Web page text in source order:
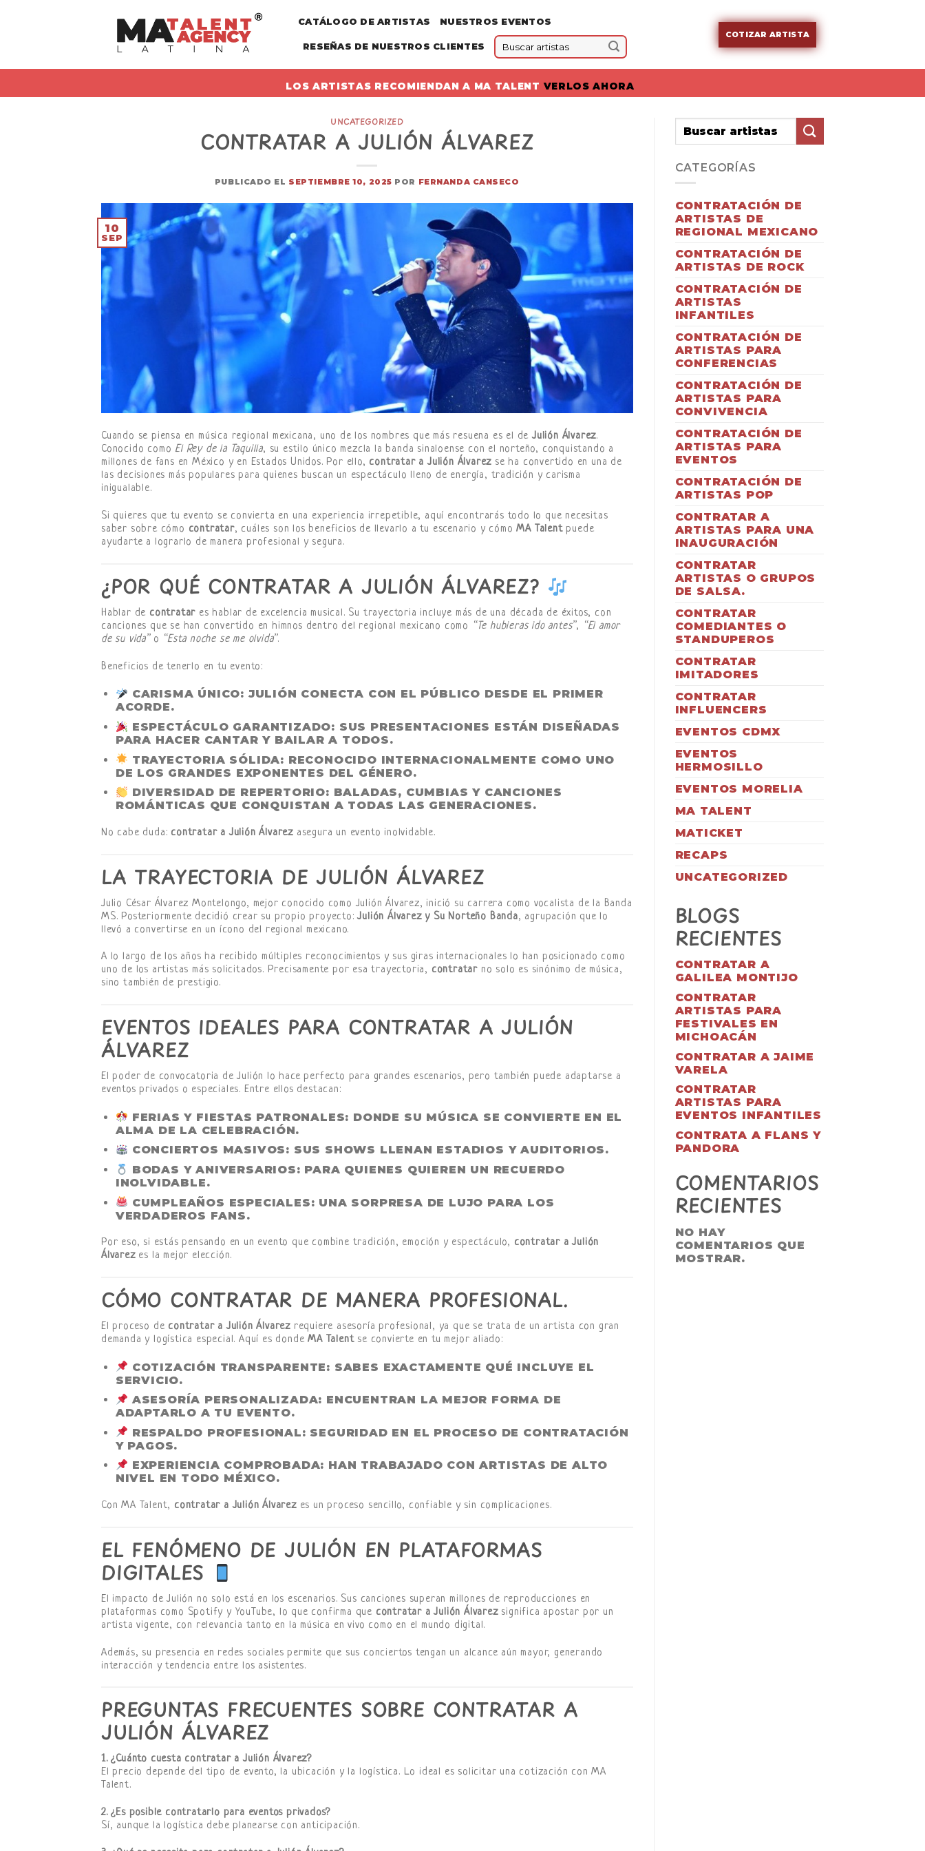
CATÁLOGO DE ARTISTAS NUESTROS EVENTOS
RESEÑAS DE NUESTROS CLIENTES
COTIZAR ARTISTA
LOS ARTISTAS RECOMIENDAN A MA TALENT VERLOS AHORA
UNCATEGORIZED
CONTRATAR A JULIÓN ÁLVAREZ
PUBLICADO EL SEPTIEMBRE 10, 2025 POR FERNANDA CANSECO
10
SEP
Cuando se piensa en música regional mexicana, uno de los nombres que más resuena es el deJulión Álvarez.
Conocido comoEl Rey de la Taquilla, su estilo único mezcla la banda sinaloense con el norteño, conquistando a
millones de fans en México y en Estados Unidos. Por ello, contratar a Julión Álvarez se ha convertido en una de
las decisiones más populares para quienes buscan un espectáculo lleno de energía, tradición y carisma
inigualable.
Si quieres que tu evento se convierta en una experiencia irrepetible, aquí encontrarás todo lo que necesitas
saber sobre cómo contratar, cuáles son los beneficios de llevarlo a tu escenario y cómoMA Talentpuede
ayudarte a lograrlo de manera profesional y segura.
¿POR QUÉ CONTRATAR A JULIÓN ÁLVAREZ?
Hablar de contratar es hablar de excelencia musical. Su trayectoria incluye más de una década de éxitos, con
canciones que se han convertido en himnos dentro del regional mexicano como “Te hubieras ido antes”, “El amor
de su vida”o “Esta noche se me olvida”.
Beneficios de tenerlo en tu evento:
CARISMA ÚNICO: JULIÓN CONECTA CON EL PÚBLICO DESDE EL PRIMER
ACORDE.
ESPECTÁCULO GARANTIZADO: SUS PRESENTACIONES ESTÁN DISEÑADAS
PARA HACER CANTAR Y BAILAR A TODOS.
TRAYECTORIA SÓLIDA: RECONOCIDO INTERNACIONALMENTE COMO UNO
DE LOS GRANDES EXPONENTES DEL GÉNERO.
DIVERSIDAD DE REPERTORIO: BALADAS, CUMBIAS Y CANCIONES
ROMÁNTICAS QUE CONQUISTAN A TODAS LAS GENERACIONES.
No cabe duda: contratar a Julión Álvarez asegura un evento inolvidable.
LA TRAYECTORIA DE JULIÓN ÁLVAREZ
Julio César Álvarez Montelongo, mejor conocido como Julión Álvarez, inició su carrera como vocalista de la Banda
MS. Posteriormente decidió crear su propio proyecto:Julión Álvarez y Su Norteño Banda, agrupación que lo
llevó a convertirse en un ícono del regional mexicano.
A lo largo de los años ha recibido múltiples reconocimientos y sus giras internacionales lo han posicionado como
uno de los artistas más solicitados. Precisamente por esa trayectoria, contratar no solo es sinónimo de música,
sino también de prestigio.
EVENTOS IDEALES PARA CONTRATAR A JULIÓN
ÁLVAREZ
El poder de convocatoria de Julión lo hace perfecto para grandes escenarios, pero también puede adaptarse a
eventos privados o especiales. Entre ellos destacan:
FERIAS Y FIESTAS PATRONALES: DONDE SU MÚSICA SE CONVIERTE EN EL
ALMA DE LA CELEBRACIÓN.
CONCIERTOS MASIVOS: SUS SHOWS LLENAN ESTADIOS Y AUDITORIOS.
BODAS Y ANIVERSARIOS: PARA QUIENES QUIEREN UN RECUERDO
INOLVIDABLE.
CUMPLEAÑOS ESPECIALES: UNA SORPRESA DE LUJO PARA LOS
VERDADEROS FANS.
Por eso, si estás pensando en un evento que combine tradición, emoción y espectáculo, contratar a Julión
Álvarezes la mejor elección.
CÓMO CONTRATAR DE MANERA PROFESIONAL.
El proceso de contratar a Julión Álvarez requiere asesoría profesional, ya que se trata de un artista con gran
demanda y logística especial. Aquí es dondeMA Talentse convierte en tu mejor aliado:
COTIZACIÓN TRANSPARENTE: SABES EXACTAMENTE QUÉ INCLUYE EL
SERVICIO.
ASESORÍA PERSONALIZADA: ENCUENTRAN LA MEJOR FORMA DE
ADAPTARLO A TU EVENTO.
RESPALDO PROFESIONAL: SEGURIDAD EN EL PROCESO DE CONTRATACIÓN
Y PAGOS.
EXPERIENCIA COMPROBADA: HAN TRABAJADO CON ARTISTAS DE ALTO
NIVEL EN TODO MÉXICO.
Con MA Talent, contratar a Julión Álvarezes un proceso sencillo, confiable y sin complicaciones.
EL FENÓMENO DE JULIÓN EN PLATAFORMAS
DIGITALES
El impacto de Julión no solo está en los escenarios. Sus canciones superan millones de reproducciones en
plataformas como Spotify y YouTube, lo que confirma que contratar a Julión Álvarezsignifica apostar por un
artista vigente, con relevancia tanto en la música en vivo como en el mundo digital.
Además, su presencia en redes sociales permite que sus conciertos tengan un alcance aún mayor, generando
interacción y tendencia entre los asistentes.
PREGUNTAS FRECUENTES SOBRE CONTRATAR A
JULIÓN ÁLVAREZ
1. ¿Cuánto cuesta contratar a Julión Álvarez?
El precio depende del tipo de evento, la ubicación y la logística. Lo ideal es solicitar una cotización con MA
Talent.
2. ¿Es posible contratarlo para eventos privados?
Sí, aunque la logística debe planearse con anticipación.
CATEGORÍAS
CONTRATACIÓN DE
ARTISTAS DE
REGIONAL MEXICANO
CONTRATACIÓN DE
ARTISTAS DE ROCK
CONTRATACIÓN DE
ARTISTAS
INFANTILES
CONTRATACIÓN DE
ARTISTAS PARA
CONFERENCIAS
CONTRATACIÓN DE
ARTISTAS PARA
CONVIVENCIA
CONTRATACIÓN DE
ARTISTAS PARA
EVENTOS
CONTRATACIÓN DE
ARTISTAS POP
CONTRATAR A
ARTISTAS PARA UNA
INAUGURACIÓN
CONTRATAR
ARTISTAS O GRUPOS
DE SALSA.
CONTRATAR
COMEDIANTES O
STANDUPEROS
CONTRATAR
IMITADORES
CONTRATAR
INFLUENCERS
EVENTOS CDMX
EVENTOS
HERMOSILLO
EVENTOS MORELIA
MA TALENT
MATICKET
RECAPS
UNCATEGORIZED
BLOGS
RECIENTES
CONTRATAR A
GALILEA MONTIJO
CONTRATAR
ARTISTAS PARA
FESTIVALES EN
MICHOACÁN
CONTRATAR A JAIME
VARELA
CONTRATAR
ARTISTAS PARA
EVENTOS INFANTILES
CONTRATA A FLANS Y
PANDORA
COMENTARIOS
RECIENTES
NO HAY
COMENTARIOS QUE
MOSTRAR.